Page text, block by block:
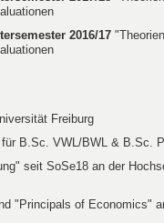
2016/17
Freiburg
B.Sc. VWL/BWL & B.Sc.
seit SoSe18 an der
"Principals of Economics"